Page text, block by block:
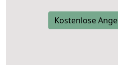
Kostenlose